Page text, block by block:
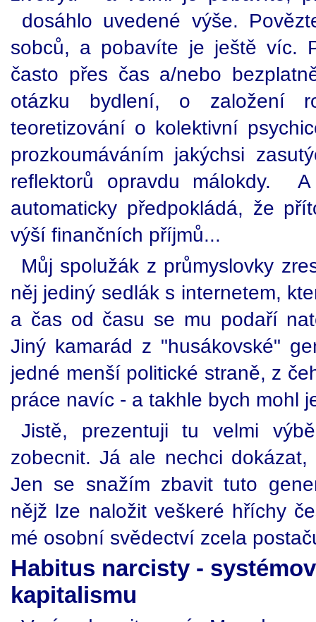
dosáhlo uvedené výše.
sobců, a pobavíte je ještě víc.
často přes čas a/nebo
otázku bydlení, o založení
teoretizování o kolektivní
prozkoumáváním jakýchsi
reflektorů opravdu málokdy.
automaticky předpokládá, že
výší finančních příjmů...
Můj spolužák z průmyslovky
něj jediný sedlák s internetem,
a čas od času se mu podaří
Jiný kamarád z "husákovské"
jedné menší politické straně, z
práce navíc - a takhle bych mohl
Jistě, prezentuji tu velmi
zobecnit. Já ale nechci
Jen se snažím zbavit tuto
nějž lze naložit veškeré hříchy
mé osobní svědectví zcela
Habitus narcisty -
kapitalismu